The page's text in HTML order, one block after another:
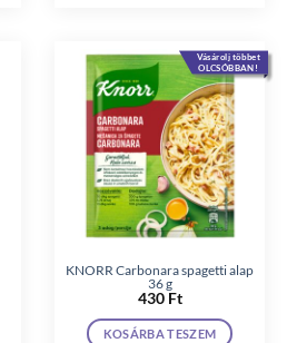
Vásárolj többet
OLCSÓBBAN!
KNORR Carbonara spagetti alap
36 g
430 Ft
KOSÁRBA TESZEM